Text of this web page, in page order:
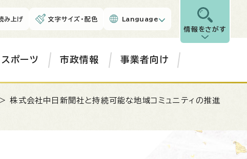
み上げ 文字サイズ・配色 Language
情報をさがす
スポーツ 市政情報 事業者向け
> 株式会社中日新聞社と持続可能な地域コミュニティの推進